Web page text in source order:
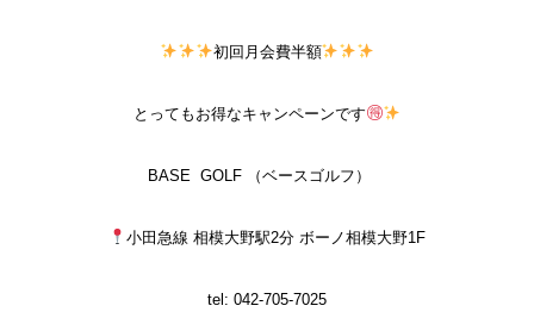
初回月会費半額
とってもお得なキャンペーンです
BASE GOLF （ベースゴルフ）
小田急線 相模大野駅2分 ボーノ相模大野1F
tel: 042-705-7025